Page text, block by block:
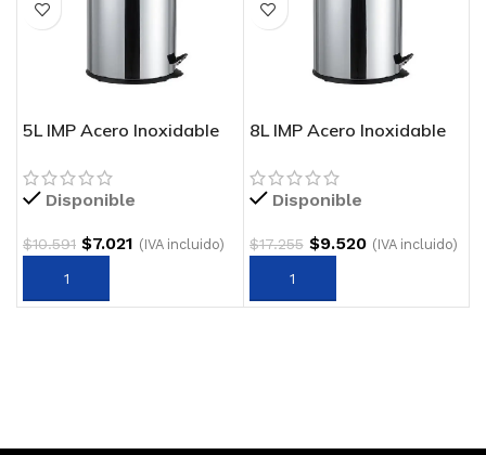
5L IMP Acero Inoxidable
Disponible
$10.591 $7.021 (IVA incluido)
8L IMP Acero Inoxidable
Disponible
$17.255 $9.520 (IVA incluido)